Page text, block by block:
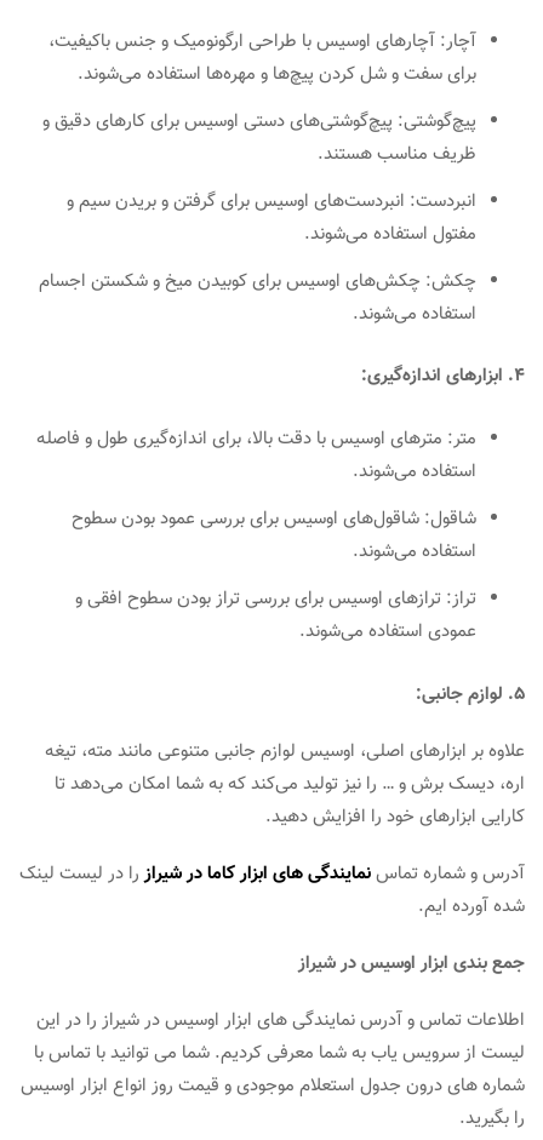
آچار: آچارهای اوسیس با طراحی ارگونومیک و جنس باکیفیت،
برای سفت و شل کردن پیچ‌ها و مهره‌ها استفاده می‌شوند.
پیچ‌گوشتی: پیچ‌گوشتی‌های دستی اوسیس برای کارهای دقیق و
ظریف مناسب هستند.
انبردست: انبردست‌های اوسیس برای گرفتن و بریدن سیم و
مفتول استفاده می‌شوند.
چکش: چکش‌های اوسیس برای کوبیدن میخ و شکستن اجسام
استفاده می‌شوند.
4. ابزارهای اندازه‌گیری:
متر: مترهای اوسیس با دقت بالا، برای اندازه‌گیری طول و فاصله
استفاده می‌شوند.
شاقول: شاقول‌های اوسیس برای بررسی عمود بودن سطوح
استفاده می‌شوند.
تراز: ترازهای اوسیس برای بررسی تراز بودن سطوح افقی و
عمودی استفاده می‌شوند.
5. لوازم جانبی:
علاوه بر ابزارهای اصلی، اوسیس لوازم جانبی متنوعی مانند مته، تیغه
اره، دیسک برش و … را نیز تولید می‌کند که به شما امکان می‌دهد تا
کارایی ابزارهای خود را افزایش دهید.
آدرس و شماره تماسنمایندگی های ابزار کاما در شیرازرا در لیست لینک
شده آورده ایم.
جمع بندی ابزار اوسیس در شیراز
اطلاعات تماس و آدرس نمایندگی های ابزار اوسیس در شیراز را در این
لیست از سرویس یاب به شما معرفی کردیم. شما می توانید با تماس با
شماره های درون جدول استعلام موجودی و قیمت روز انواع ابزار اوسیس
را بگیرید.